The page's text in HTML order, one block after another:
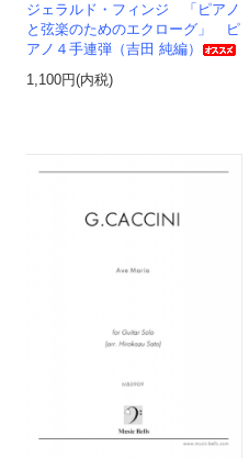
ジェラルド・フィンジ 「ピアノ
と弦楽のためのエクローグ」 ピ
アノ４手連弾（吉田 純編）
1,100円(内税)